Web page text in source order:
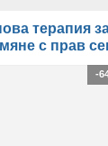
терапия
с прав
-